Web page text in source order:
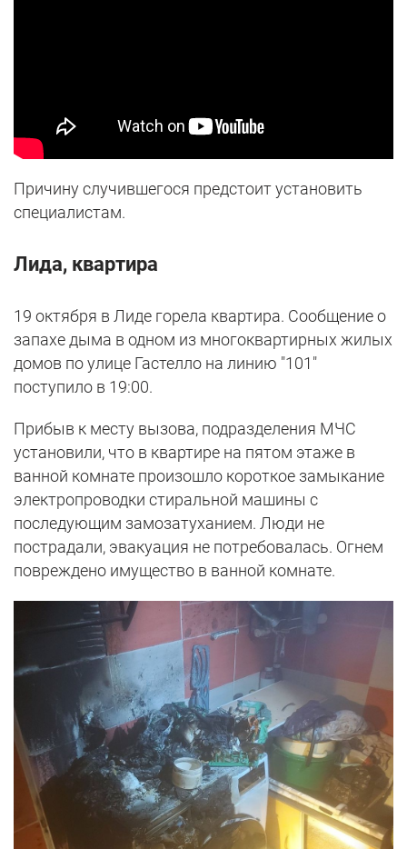
Причину случившегося предстоит установить
специалистам.
Лида, квартира
19 октября в Лиде горела квартира. Сообщение о
запахе дыма в одном из многоквартирных жилых
домов по улице Гастелло на линию "101"
поступило в 19:00.
Прибыв к месту вызова, подразделения МЧС
установили, что в квартире на пятом этаже в
ванной комнате произошло короткое замыкание
электропроводки стиральной машины с
последующим замозатуханием. Люди не
пострадали, эвакуация не потребовалась. Огнем
повреждено имущество в ванной комнате.